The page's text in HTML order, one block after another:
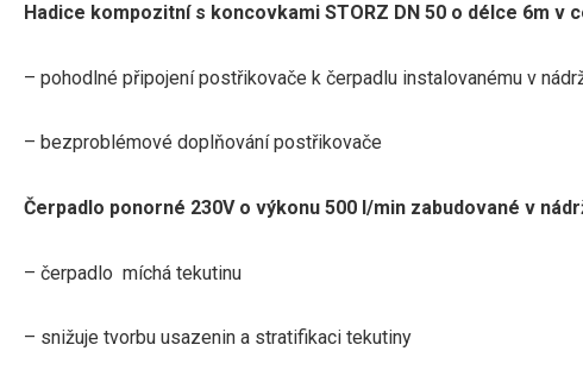
Hadice kompozitní s koncovkami STORZ DN 50 o délce 6m v
– pohodlné připojení postřikovače k ​​čerpadlu instalovanému v
– bezproblémové doplňování postřikovače
Čerpadlo ponorné 230V o výkonu 500 l/min zabudované v
– čerpadlo míchá tekutinu
– snižuje tvorbu usazenin a stratifikaci tekutiny